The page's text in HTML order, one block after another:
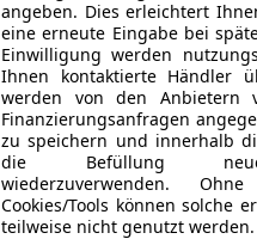
angeben. Dies erleichtert
eine erneute Eingabe bei
Einwilligung werden
Ihnen kontaktierte Händler
werden von den Anbietern
Finanzierungsanfragen
zu speichern und innerhalb
die Befüllung neuer
wiederzuverwenden.
Cookies/Tools können solche
teilweise nicht genutzt werden.